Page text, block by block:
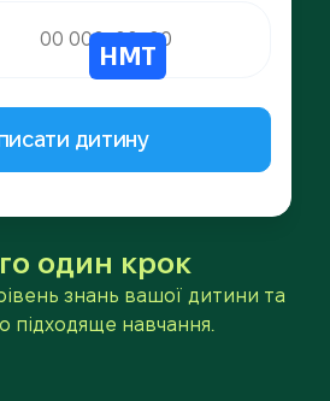
НМТ
один крок
знань вашої дитини та
підходяще навчання.